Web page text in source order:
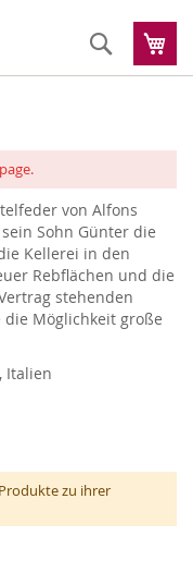
Suche
von Alfons
Sohn Günter die
Kellerei in den
Rebflächen und die
stehenden
Möglichkeit große
Italien
zu ihrer